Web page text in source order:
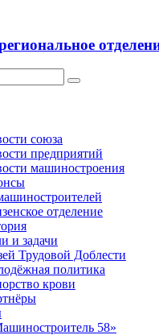
союза
предприятий
машиностроения
отделение
и задачи
Трудовой Доблести
политика
крови
58»